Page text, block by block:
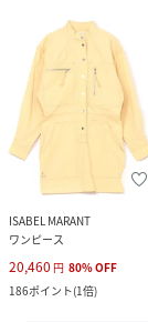
ISABEL MARANT
ワンピース
20,460 円 80%OFF
186ポイント(1倍)